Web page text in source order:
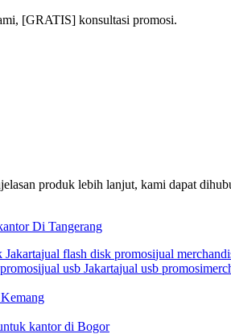
[GRATIS] konsultasi promosi.
produk lebih lanjut, kami dapat
Di Tangerang
Jakartajual flash disk promosijual
jual usb Jakartajual usb promosi
kantor di Bogor